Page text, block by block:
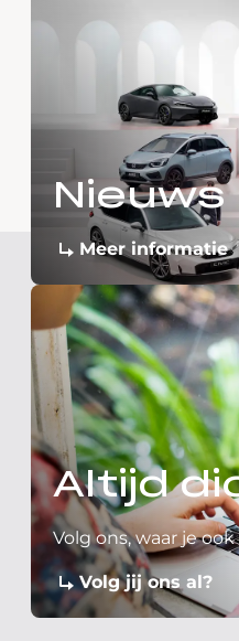
Nieuws
Meer informatie
Altijd
Volg ons, waar je
Volg jij ons al?